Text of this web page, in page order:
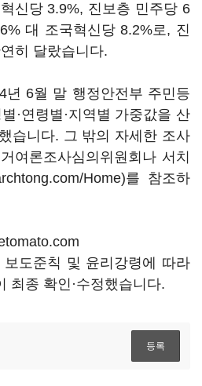
신당 3.9%, 진보층 민주당 6
대 조국혁신당 8.2%로, 진
히 달랐습니다.
년 6월 말 행정안전부 주민등
·연령별·지역별 가중값을 산
습니다. 그 밖의 자세한 조사
여론조사심의위원회나 서치
Home)를 참조하
도준칙 및 윤리강령에 따라
최종 확인·수정했습니다.